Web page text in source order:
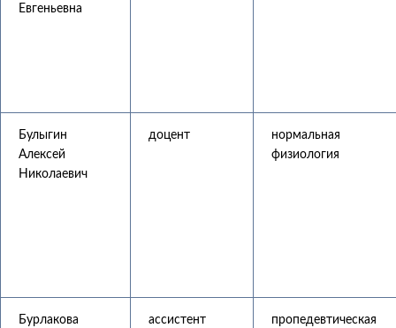
Евгеньевна
Булыгин
Алексей
Николаевич
доцент
нормальная
физиология
Бурлакова
ассистент
пропедевтическая